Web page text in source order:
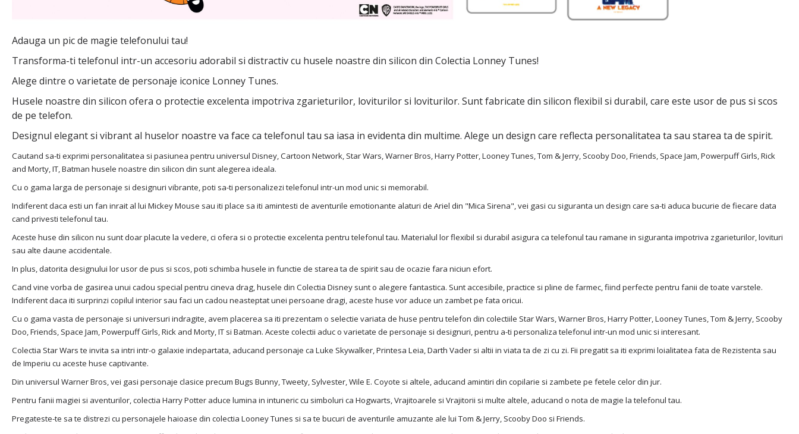
Adauga un pic de magie telefonului tau!
Transforma-ti telefonul intr-un accesoriu adorabil si distractiv cu husele noastre din silicon din Colectia Lonney Tunes!
Alege dintre o varietate de personaje iconice Lonney Tunes.
Husele noastre din silicon ofera o protectie excelenta impotriva zgarieturilor, loviturilor si loviturilor. Sunt fabricate din silicon flexibil si durabil, care este usor de pus si scos
de pe telefon.
Designul elegant si vibrant al huselor noastre va face ca telefonul tau sa iasa in evidenta din multime. Alege un design care reflecta personalitatea ta sau starea ta de spirit.
Cautand sa-ti exprimi personalitatea si pasiunea pentru universul Disney, Cartoon Network, Star Wars, Warner Bros, Harry Potter, Looney Tunes, Tom & Jerry, Scooby Doo, Friends, Space Jam, Powerpuff Girls, Rick
and Morty, IT, Batman husele noastre din silicon din sunt alegerea ideala.
Cu o gama larga de personaje si designuri vibrante, poti sa-ti personalizezi telefonul intr-un mod unic si memorabil.
Indiferent daca esti un fan inrait al lui Mickey Mouse sau iti place sa iti amintesti de aventurile emotionante alaturi de Ariel din "Mica Sirena", vei gasi cu siguranta un design care sa-ti aduca bucurie de fiecare data
cand privesti telefonul tau.
Aceste huse din silicon nu sunt doar placute la vedere, ci ofera si o protectie excelenta pentru telefonul tau. Materialul lor flexibil si durabil asigura ca telefonul tau ramane in siguranta impotriva zgarieturilor, lovituri
sau alte daune accidentale.
In plus, datorita designului lor usor de pus si scos, poti schimba husele in functie de starea ta de spirit sau de ocazie fara niciun efort.
Cand vine vorba de gasirea unui cadou special pentru cineva drag, husele din Colectia Disney sunt o alegere fantastica. Sunt accesibile, practice si pline de farmec, fiind perfecte pentru fanii de toate varstele.
Indiferent daca iti surprinzi copilul interior sau faci un cadou neasteptat unei persoane dragi, aceste huse vor aduce un zambet pe fata oricui.
Cu o gama vasta de personaje si universuri indragite, avem placerea sa iti prezentam o selectie variata de huse pentru telefon din colectiile Star Wars, Warner Bros, Harry Potter, Looney Tunes, Tom & Jerry, Scooby
Doo, Friends, Space Jam, Powerpuff Girls, Rick and Morty, IT si Batman. Aceste colectii aduc o varietate de personaje si designuri, pentru a-ti personaliza telefonul intr-un mod unic si interesant.
Colectia Star Wars te invita sa intri intr-o galaxie indepartata, aducand personaje ca Luke Skywalker, Printesa Leia, Darth Vader si altii in viata ta de zi cu zi. Fii pregatit sa iti exprimi loialitatea fata de Rezistenta sau
de Imperiu cu aceste huse captivante.
Din universul Warner Bros, vei gasi personaje clasice precum Bugs Bunny, Tweety, Sylvester, Wile E. Coyote si altele, aducand amintiri din copilarie si zambete pe fetele celor din jur.
Pentru fanii magiei si aventurilor, colectia Harry Potter aduce lumina in intuneric cu simboluri ca Hogwarts, Vrajitoarele si Vrajitorii si multe altele, aducand o nota de magie la telefonul tau.
Pregateste-te sa te distrezi cu personajele haioase din colectia Looney Tunes si sa te bucuri de aventurile amuzante ale lui Tom & Jerry, Scooby Doo si Friends.